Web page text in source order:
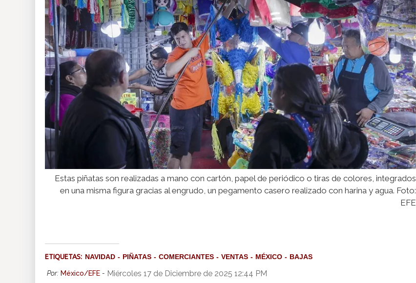
Estas piñatas son realizadas a mano con cartón, papel de periódico o tiras de colores, integrados
en una misma figura gracias al engrudo, un pegamento casero realizado con harina y agua. Foto:
EFE
ETIQUETAS: NAVIDAD PIÑATAS COMERCIANTES VENTAS MÉXICO BAJAS
Por: México/EFE - Miércoles 17 de Diciembre de 2025 12:44 PM